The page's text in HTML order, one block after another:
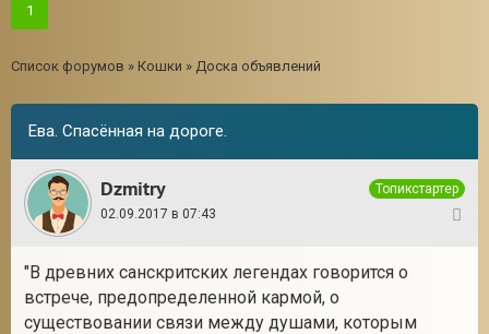
1
Список форумов » Кошки » Доска объявлений
Ева. Спасённая на дороге.
Dzmitry
Топикстартер
02.09.2017 в 07:43
"В древних санскритских легендах говорится о
встрече, предопределенной кармой, о
существовании связи между душами, которым